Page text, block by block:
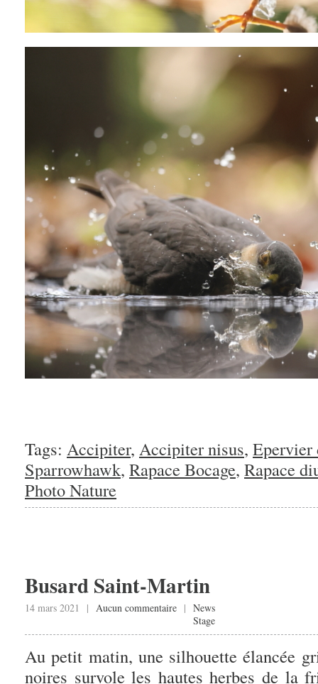
Tags: Accipiter, Accipiter nisus, Epervier
Sparrowhawk, Rapace Bocage, Rapace
Photo Nature
Busard Saint-Martin
14 mars 2021 | Aucun commentaire | News
Stage
Au petit matin, une silhouette élancée
noires survole les hautes herbes de la